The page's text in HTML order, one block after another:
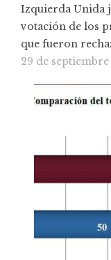
Izquierda Unida
votación de los
que fueron
29 de septiembre